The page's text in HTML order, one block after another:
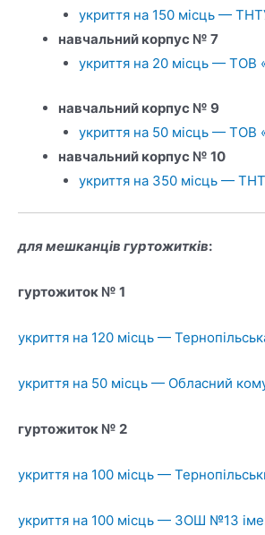
укриття на 150 місць —
навчальний корпус № 7
укриття на 20 місць —
навчальний корпус № 9
укриття на 50 місць — ТОВ
навчальний корпус № 10
укриття на 350 місць —
для мешканців гуртожитків:
гуртожиток № 1
укриття на 120 місць —
укриття на 50 місць — Обласний
гуртожиток № 2
укриття на 100 місць —
укриття на 100 місць — ЗОШ №13